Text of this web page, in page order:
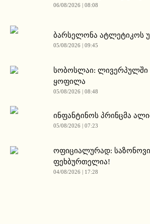
06/08/2026 | 08:08
ბარსელონა ატლეტიკოს
05/08/2026 | 09:45
სობოსლაი:
ყოფილა
05/08/2026 | 08:48
ინფანტინოს პრინცმა
05/08/2026 | 07:23
ოფიციალურად: საზონოვი
ფეხბურთელია!
04/08/2026 | 17:28